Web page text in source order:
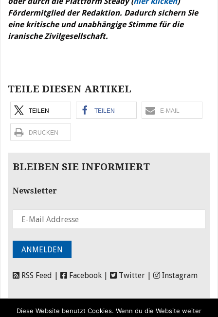
Fördermitglied der Redaktion. Dadurch sichern Sie
eine kritische und unabhängige Stimme für die
iranische Zivilgesellschaft.
TEILE DIESEN ARTIKEL
TEILEN TEILEN E-MAIL
DRUCKEN
BLEIBEN SIE INFORMIERT
Newsletter
RSS Feed Facebook Twitter Instagram
Diese Website benutzt Cookies. Wenn du die Website weiter